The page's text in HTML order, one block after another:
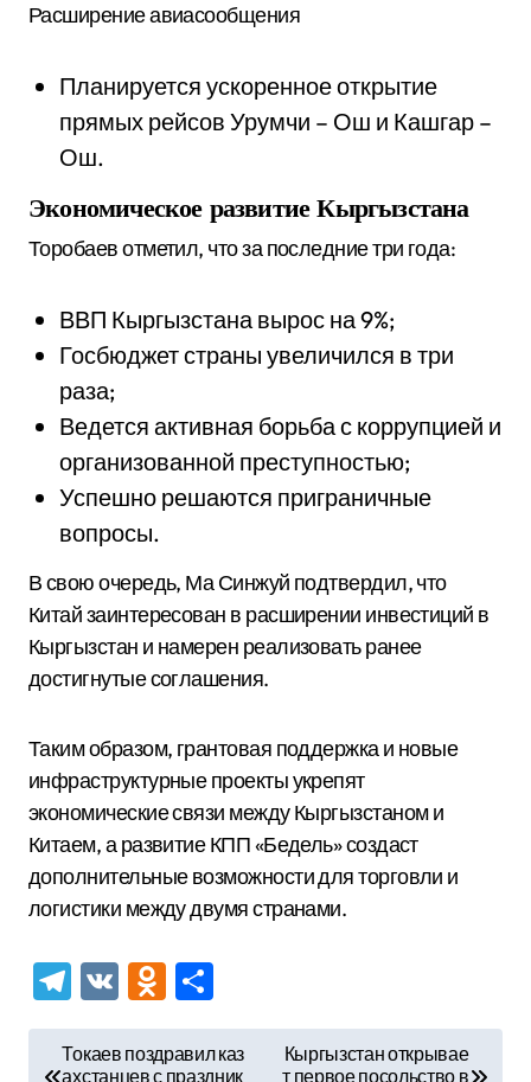
Расширение авиасообщения
Планируется ускоренное открытие
прямых рейсов Урумчи – Ош и Кашгар –
Ош.
Экономическое развитие Кыргызстана
Торобаев отметил, что за последние три года:
ВВП Кыргызстана вырос на 9%;
Госбюджет страны увеличился в три
раза;
Ведется активная борьба с коррупцией и
организованной преступностью;
Успешно решаются приграничные
вопросы.
В свою очередь, Ма Синжуй подтвердил, что
Китай заинтересован в расширении инвестиций в
Кыргызстан и намерен реализовать ранее
достигнутые соглашения.
Таким образом, грантовая поддержка и новые
инфраструктурные проекты укрепят
экономические связи между Кыргызстаном и
Китаем, а развитие КПП «Бедель» создаст
дополнительные возможности для торговли и
логистики между двумя странами.
Telegram
VK Odnoklassniki
Токаев поздравил каз
ахстанцев с праздник
Кыргызстан открывае
т первое посольство в